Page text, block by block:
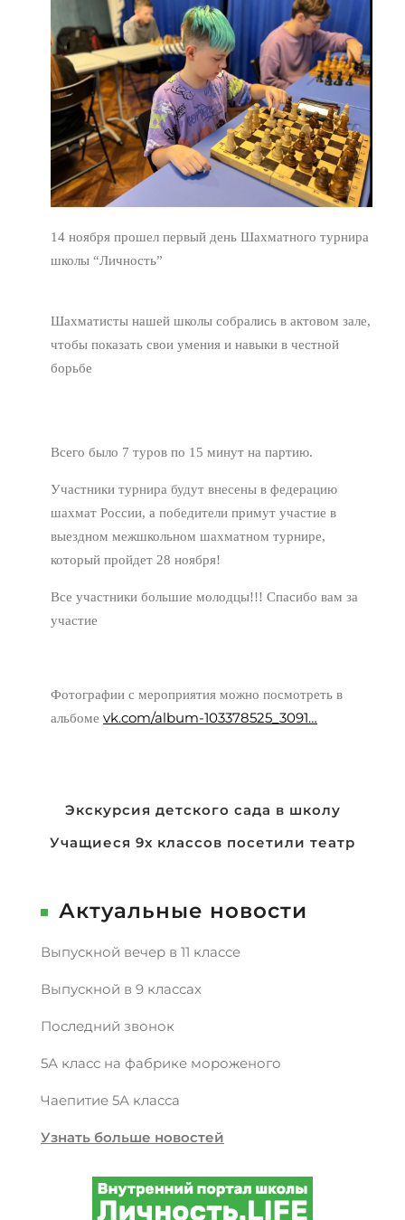
14 ноября прошел первый день Шахматного турнира
школы “Личность”
Шахматисты нашей школы собрались в актовом зале,
чтобы показать свои умения и навыки в честной
борьбе
Всего было 7 туров по 15 минут на партию.
Участники турнира будут внесены в федерацию
шахмат России, а победители примут участие в
выездном межшкольном шахматном турнире,
который пройдет 28 ноября!
Все участники большие молодцы!!! Спасибо вам за
участие
Фотографии с мероприятия можно посмотреть в
альбоме vk.com/album-103378525_3091…
Навигация
Экскурсия детского сада в школу
Учащиеся 9х классов посетили театр
Актуальные новости
Выпускной вечер в 11 классе
Выпускной в 9 классах
Последний звонок
5А класс на фабрике мороженого
Чаепитие 5А класса
Узнать больше новостей